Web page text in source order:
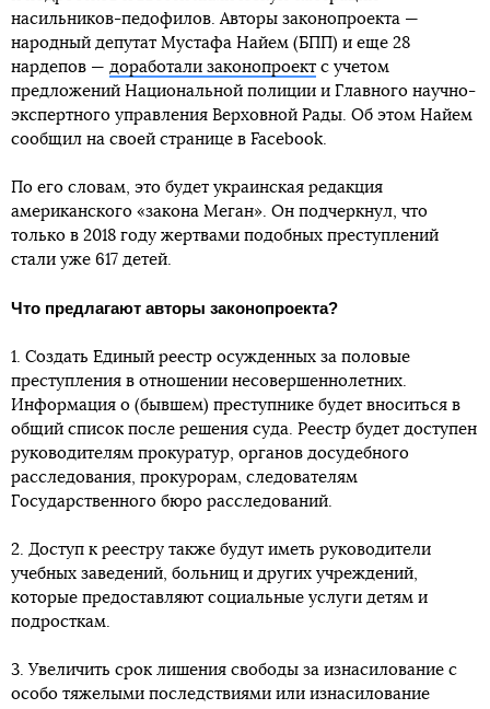
насильников-педофилов. Авторы законопроекта —
народный депутат Мустафа Найем (БПП) и еще 28
нардепов — доработали законопроект с учетом
предложений Национальной полиции и Главного научно-
экспертного управления Верховной Рады. Об этом Найем
сообщил на своей странице в Facebook.
По его словам, это будет украинская редакция
американского «закона Меган». Он подчеркнул, что
только в 2018 году жертвами подобных преступлений
стали уже 617 детей.
Что предлагают авторы законопроекта?
1. Создать Единый реестр осужденных за половые
преступления в отношении несовершеннолетних.
Информация о (бывшем) преступнике будет вноситься в
общий список после решения суда. Реестр будет доступен
руководителям прокуратур, органов досудебного
расследования, прокурорам, следователям
Государственного бюро расследований.
2. Доступ к реестру также будут иметь руководители
учебных заведений, больниц и других учреждений,
которые предоставляют социальные услуги детям и
подросткам.
3. Увеличить срок лишения свободы за изнасилование с
особо тяжелыми последствиями или изнасилование